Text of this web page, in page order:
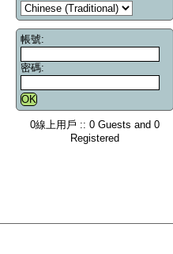
帳號:
密碼:
0線上用戶 :: 0 Guests and 0
Registered